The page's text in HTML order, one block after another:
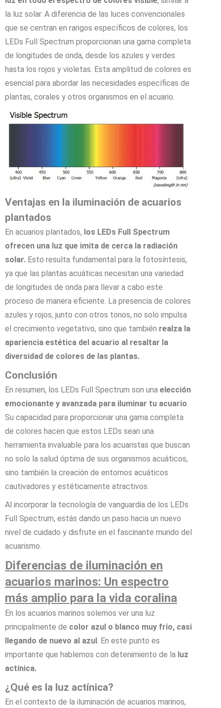
la luz solar. A diferencia de las luces convencionales
que se centran en rangos específicos de colores, los
LEDs Full Spectrum proporcionan una gama completa
de longitudes de onda, desde los azules y verdes
hasta los rojos y violetas. Esta amplitud de colores es
esencial para abordar las necesidades específicas de
plantas, corales y otros organismos en el acuario.
Ventajas en la iluminación de acuarios
plantados
En acuarios plantados, los LEDs Full Spectrum
ofrecen una luz que imita de cerca la radiación
solar. Esto resulta fundamental para la fotosíntesis,
ya que las plantas acuáticas necesitan una variedad
de longitudes de onda para llevar a cabo este
proceso de manera eficiente. La presencia de colores
azules y rojos, junto con otros tonos, no solo impulsa
el crecimiento vegetativo, sino que también realza la
apariencia estética del acuario al resaltar la
diversidad de colores de las plantas.
Conclusión
En resumen, los LEDs Full Spectrum son una elección
emocionante y avanzada para iluminar tu acuario.
Su capacidad para proporcionar una gama completa
de colores hacen que estos LEDs sean una
herramienta invaluable para los acuaristas que buscan
no solo la salud óptima de sus organismos acuáticos,
sino también la creación de entornos acuáticos
cautivadores y estéticamente atractivos.
Al incorporar la tecnología de vanguardia de los LEDs
Full Spectrum, estás dando un paso hacia un nuevo
nivel de cuidado y disfrute en el fascinante mundo del
acuarismo.
Diferencias de iluminación en
acuarios marinos: Un espectro
más amplio para la vida coralina
En los acuarios marinos solemos ver una luz
principalmente de color azul o blanco muy frío, casi
llegando de nuevo al azul . En este punto es
importante que hablemos con detenimiento de la luz
actínica.
¿Qué es la luz actínica?
En el contexto de la iluminación de acuarios marinos,